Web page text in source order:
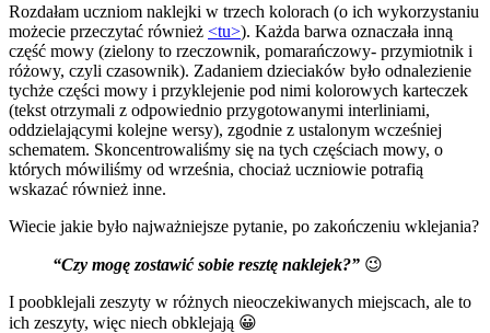
Rozdałam uczniom naklejki w trzech kolorach (o ich wykorzystaniu
możecie przeczytać również <tu>). Każda barwa oznaczała inną
część mowy (zielony to rzeczownik, pomarańczowy- przymiotnik i
różowy, czyli czasownik). Zadaniem dzieciaków było odnalezienie
tychże części mowy i przyklejenie pod nimi kolorowych karteczek
(tekst otrzymali z odpowiednio przygotowanymi interliniami,
oddzielającymi kolejne wersy), zgodnie z ustalonym wcześniej
schematem. Skoncentrowaliśmy się na tych częściach mowy, o
których mówiliśmy od września, chociaż uczniowie potrafią
wskazać również inne.
Wiecie jakie było najważniejsze pytanie, po zakończeniu wklejania?
“Czy mogę zostawić sobie resztę naklejek?” 😉
I poobklejali zeszyty w różnych nieoczekiwanych miejscach, ale to
ich zeszyty, więc niech obklejają 😀